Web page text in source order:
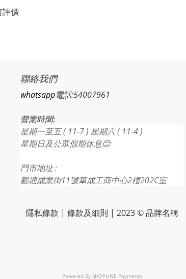
評價
聯絡我們
whatsapp電話:54007961
營業時間:
星期一至五 ( 11-7 ) 星期六 ( 11-4 )
星期日及公眾假期休息😊
門市地址 :
觀塘成業街11號華成工商中心2樓202C室
隱私條款 | 條款及細則 | 2023 © 品牌名稱
Powered By SHOPLINE Payments